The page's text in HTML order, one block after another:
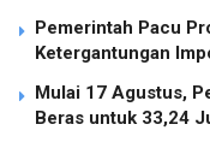
Pemerintah Pacu
Ketergantungan
Mulai 17 Agustus,
Beras untuk 33,24